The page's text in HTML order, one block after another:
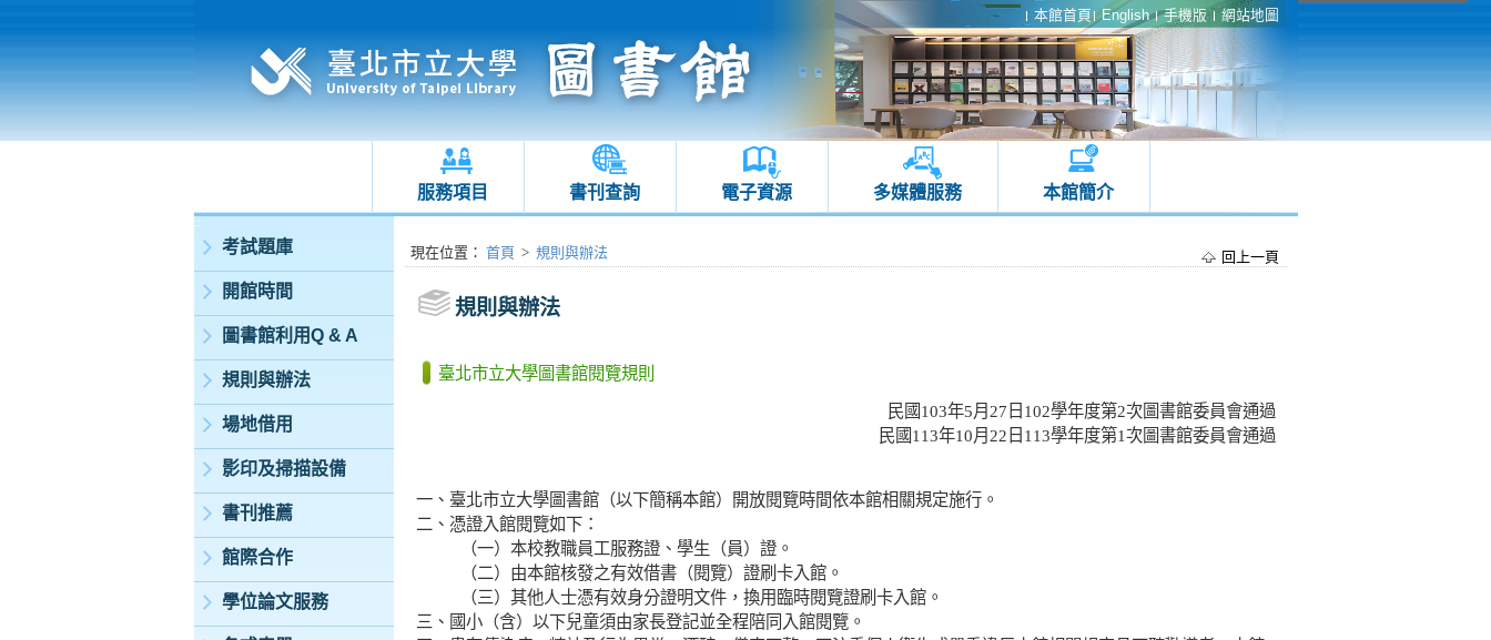
本館首頁 English 手機版 網站地圖
服務項目 書刊查詢 電子資源 多媒體服務 本館簡介
:::
考試題庫
開館時間
圖書館利用Q & A
規則與辦法
場地借用
影印及掃描設備
書刊推薦
館際合作
學位論文服務
:::現在位置 ： 首頁 > 規則與辦法 回上一頁
規則與辦法
臺北市立大學圖書館閱覽規則
民國103年5月27日102學年度第2次圖書館委員會通過
民國113年10月22日113學年度第1次圖書館委員會通過
一、臺北市立大學圖書館（以下簡稱本館）開放閱覽時間依本館相關規定施行。
二、憑證入館閱覽如下：
（一）本校教職員工服務證、學生（員）證。
（二）由本館核發之有效借書（閱覽）證刷卡入館。
（三）其他人士憑有效身分證明文件，換用臨時閱覽證刷卡入館。
三、國小（含）以下兒童須由家長登記並全程陪同入館閱覽。